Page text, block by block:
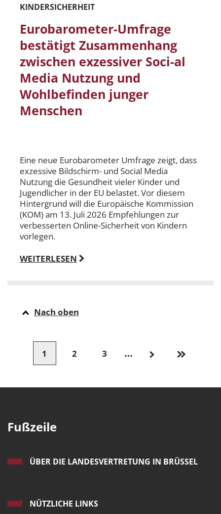
KINDERSICHERHEIT
Eurobarometer-Umfrage
bestätigt Zusammenhang
zwischen exzessiver Soci-al
Media Nutzung und
Wohlbefinden junger
Menschen
Eine neue Eurobarometer Umfrage zeigt, dass
exzessive Bildschirm- und Social Media
Nutzung die Gesundheit vieler Kinder und
Jugendlicher in der EU belastet. Vor diesem
Hintergrund will die Europäische Kommission
(KOM) am 13. Juli 2026 Empfehlungen zur
verbesserten Online-Sicherheit von Kindern
vorlegen.
WEITERLESEN
Nach oben
1 2 3 …
Fußzeile
ÜBER DIE LANDESVERTRETUNG IN BRÜSSEL
NÜTZLICHE LINKS